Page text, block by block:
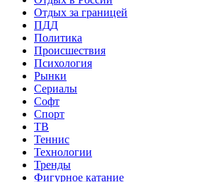
Отдых за границей
ПДД
Политика
Происшествия
Психология
Рынки
Сериалы
Софт
Спорт
ТВ
Теннис
Технологии
Тренды
Фигурное катание